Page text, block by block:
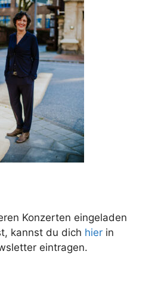
Konzerten eingeladen
kannst du dich hier in
eintragen.